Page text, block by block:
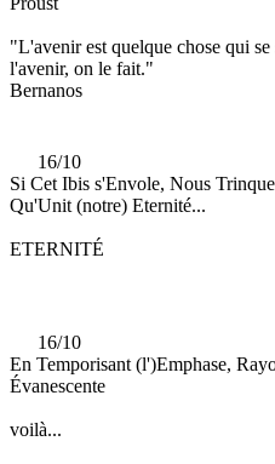
"L'avenir est quelque chose qui
l'avenir, on le fait."
Bernanos
16/10
Si Cet Ibis s'Envole, Nous
Qu'Unit (notre) Eternité...
ETERNITÉ
16/10
En Temporisant (l')Emphase,
Évanescente
voilà...